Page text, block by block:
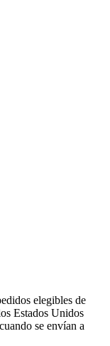
elegibles de
Estados Unidos
se envían a